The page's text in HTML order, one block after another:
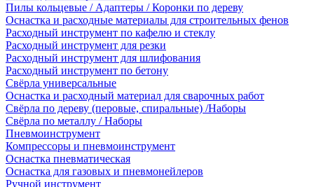
Пилы кольцевые / Адаптеры / Коронки по дереву
Оснастка и расходные материалы для строительных фенов
Расходный инструмент по кафелю и стеклу
Расходный инструмент для резки
Расходный инструмент для шлифования
Расходный инструмент по бетону
Свёрла универсальные
Оснастка и расходный материал для сварочных работ
Свёрла по дереву (перовые, спиральные) /Наборы
Свёрла по металлу / Наборы
Пневмоинструмент
Компрессоры и пневмоинструмент
Оснастка пневматическая
Оснастка для газовых и пневмонейлеров
Ручной инструмент